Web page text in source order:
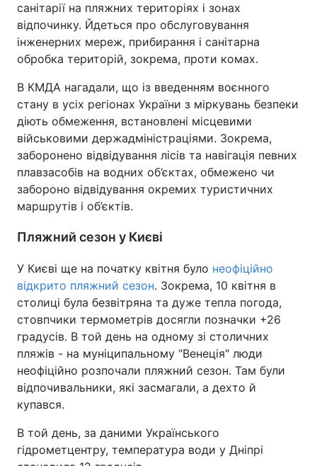
санітарії на пляжних територіях і зонах
відпочинку. Йдеться про обслуговування
інженерних мереж, прибирання і санітарна
обробка територій, зокрема, проти комах.
В КМДА нагадали, що із введенням воєнного
стану в усіх регіонах України з міркувань безпеки
діють обмеження, встановлені місцевими
військовими держадміністраціями. Зокрема,
заборонено відвідування лісів та навігація певних
плавзасобів на водних об’єктах, обмежено чи
забороно відвідування окремих туристичних
маршрутів і об’єктів.
Пляжний сезон у Києві
У Києві ще на початку квітня було неофіційно
відкрито пляжний сезон. Зокрема, 10 квітня в
столиці була безвітряна та дуже тепла погода,
стовпчики термометрів досягли позначки +26
градусів. В той день на одному зі столичних
пляжів - на муніципальному "Венеція" люди
неофіційно розпочали пляжний сезон. Там були
відпочивальники, які засмагали, а дехто й
купався.
В той день, за даними Українського
гідрометцентру, температура води у Дніпрі